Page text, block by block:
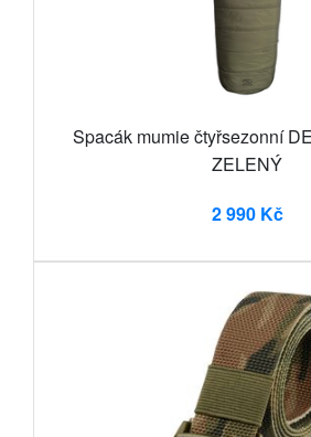
Spacák mumie čtyřsezonní
ZELENÝ
2 990 Kč